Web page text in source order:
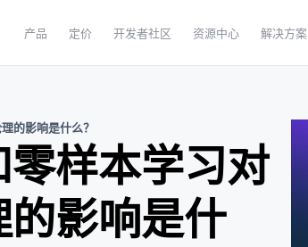
产品 定价 开发者社区 资源中心 解决方案
的影响是什么？
样本学习对
影响是什